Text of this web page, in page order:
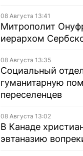
08 Августа 13:41
Митрополит
иерархом
08 Августа 13:35
Социальный
гуманитарную
переселенцев
08 Августа 13:02
В Канаде
эвтаназию